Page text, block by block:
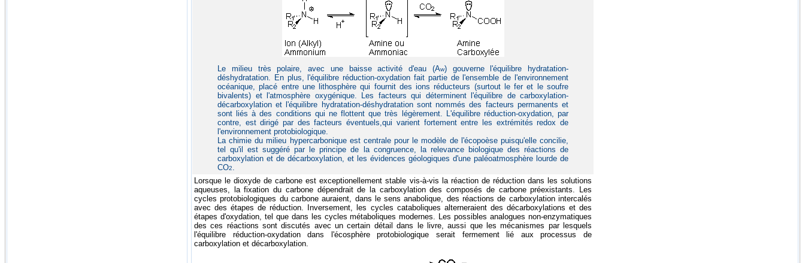
Le milieu très polaire, avec une baisse activité d'eau (Aw) gouverne l'équilibre hydratation-
déshydratation. En plus, l'équilibre réduction-oxydation fait partie de l'ensemble de l'environnement
océanique, placé entre une lithosphère qui fournit des ions réducteurs (surtout le fer et le soufre
bivalents) et l'atmosphère oxygénique. Les facteurs qui déterminent l'équilibre de carboxylation-
décarboxylation et l'équilibre hydratation-déshydratation sont nommés des facteurs permanents et
sont liés à des conditions qui ne flottent que très légèrement. L'équilibre réduction-oxydation, par
contre, est dirigé par des facteurs éventuels,qui varient fortement entre les extrémités redox de
l'environnement protobiologique.
La chimie du milieu hypercarbonique est centrale pour le modèle de l'écopoèse puisqu'elle concilie,
tel qu'il est suggéré par le principe de la congruence, la relevance biologique des réactions de
carboxylation et de décarboxylation, et les évidences géologiques d'une paléoatmosphère lourde de
CO2.
Lorsque le dioxyde de carbone est exceptionellement stable vis-à-vis la réaction de réduction dans les solutions
aqueuses, la fixation du carbone dépendrait de la carboxylation des composés de carbone préexistants. Les
cycles protobiologiques du carbone auraient, dans le sens anabolique, des réactions de carboxylation intercalés
avec des étapes de réduction. Inversement, les cycles cataboliques alterneraient des décarboxylations et des
étapes d'oxydation, tel que dans les cycles métaboliques modernes. Les possibles analogues non-enzymatiques
des ces réactions sont discutés avec un certain détail dans le livre, aussi que les mécanismes par lesquels
l'équilibre réduction-oxydation dans l'écosphère protobiologique serait fermement lié aux processus de
carboxylation et décarboxylation.